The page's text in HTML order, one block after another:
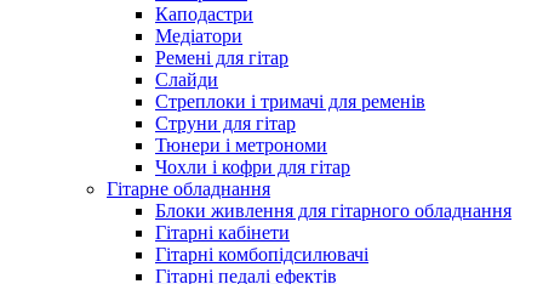
Каподастри
Медіатори
Ремені для гітар
Слайди
Стреплоки і тримачі для ременів
Струни для гітар
Тюнери і метрономи
Чохли і кофри для гітар
Гітарне обладнання
Блоки живлення для гітарного обладнання
Гітарні кабінети
Гітарні комбопідсилювачі
Гітарні педалі ефектів